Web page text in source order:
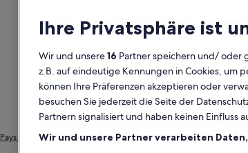
Derzeit
die
Monate
August
2026
und
September
MoMontag
DiDienstag
MiMittwoch
DoDonnerstag
Fr
Pays de la Loire Mayenne Pays de Château-Gontier
Ihre Privatsphäre ist
Wir und unsere16 Partner speichern und/ oder
z.B. auf eindeutige Kennungen in Cookies, um
können Ihre Präferenzen akzeptieren oder
besuchen Sie jederzeit die Seite der
Partnern signalisiert und haben keinen Einfluss
Wir und unsere Partner verarbeiten